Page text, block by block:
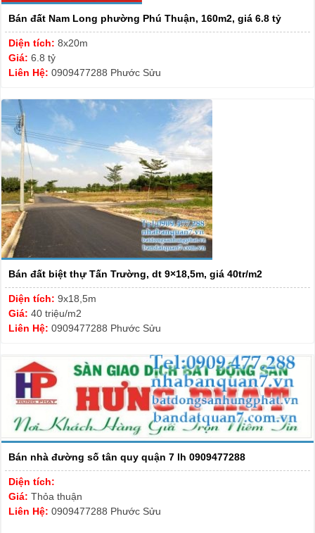
Bán đất Nam Long phường Phú Thuận, 160m2, giá 6.8 tỷ
Diện tích: 8x20m
Giá: 6.8 tỷ
Liên Hệ: 0909477288 Phước Sửu
Bán đất biệt thự Tấn Trường, dt 9×18,5m, giá 40tr/m2
Diện tích: 9x18,5m
Giá: 40 triệu/m2
Liên Hệ: 0909477288 Phước Sửu
Bán nhà đường số tân quy quận 7 lh 0909477288
Diện tích:
Giá: Thỏa thuận
Liên Hệ: 0909477288 Phước Sửu